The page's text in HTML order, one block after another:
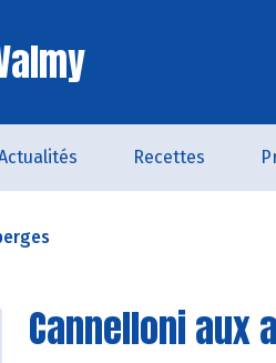
Recettes
Cannelloni aux